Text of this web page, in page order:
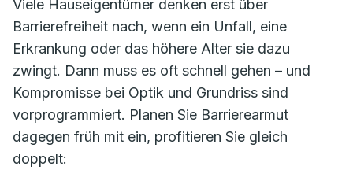
Viele Hauseigentümer denken erst über
Barrierefreiheit nach, wenn ein Unfall, eine
Erkrankung oder das höhere Alter sie dazu
zwingt. Dann muss es oft schnell gehen – und
Kompromisse bei Optik und Grundriss sind
vorprogrammiert. Planen Sie Barrierearmut
dagegen früh mit ein, profitieren Sie gleich
doppelt: